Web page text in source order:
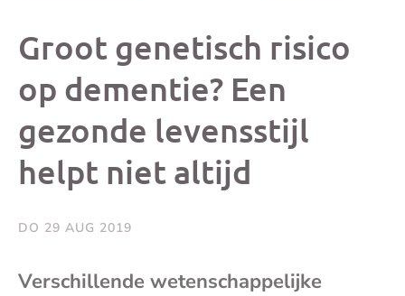
op op
Groot genetisch risico
op dementie? Een
gezonde levensstijl
helpt niet altijd
DO 29 AUG 2019
Verschillende wetenschappelijke